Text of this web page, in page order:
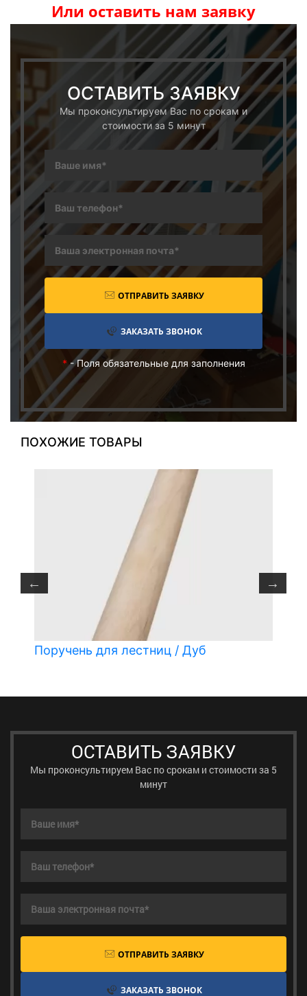
Или оставить нам заявку
ОСТАВИТЬ ЗАЯВКУ
Мы проконсультируем Вас по срокам и
стоимости за 5 минут
ОТПРАВИТЬ ЗАЯВКУ
ЗАКАЗАТЬ ЗВОНОК
*- Поля обязательные для заполнения
ПОХОЖИЕ ТОВАРЫ
Поручень для лестниц / Дуб
ОСТАВИТЬ ЗАЯВКУ
Мы проконсультируем Вас по срокам и стоимости за 5
минут
ОТПРАВИТЬ ЗАЯВКУ
ЗАКАЗАТЬ ЗВОНОК